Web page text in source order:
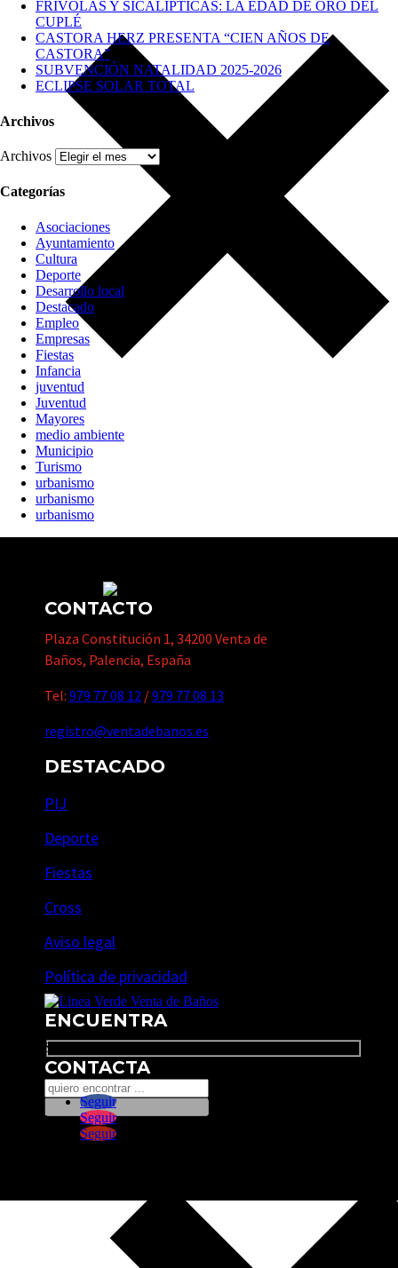
FRÍVOLAS Y SICALÍPTICAS: LA EDAD DE ORO DEL
CUPLÉ
CASTORA HERZ PRESENTA “CIEN AÑOS DE
CASTORA”
SUBVENCIÓN NATALIDAD 2025-2026
ECLIPSE SOLAR TOTAL
Archivos
Archivos
Categorías
Asociaciones
Ayuntamiento
Cultura
Deporte
Desarrollo local
Destacado
Empleo
Empresas
Fiestas
Infancia
juventud
Juventud
Mayores
medio ambiente
Municipio
Turismo
urbanismo
urbanismo
urbanismo
CONTACTO
Plaza Constitución 1, 34200 Venta de
Baños, Palencia, España
Tel: 979 77 08 12 /979 77 08 13
registro@ventadebanos.es
DESTACADO
PIJ
Deporte
Fiestas
Cross
Aviso legal
Política de privacidad
ENCUENTRA
Search
CONTACTA
Seguir
Seguir
Seguir